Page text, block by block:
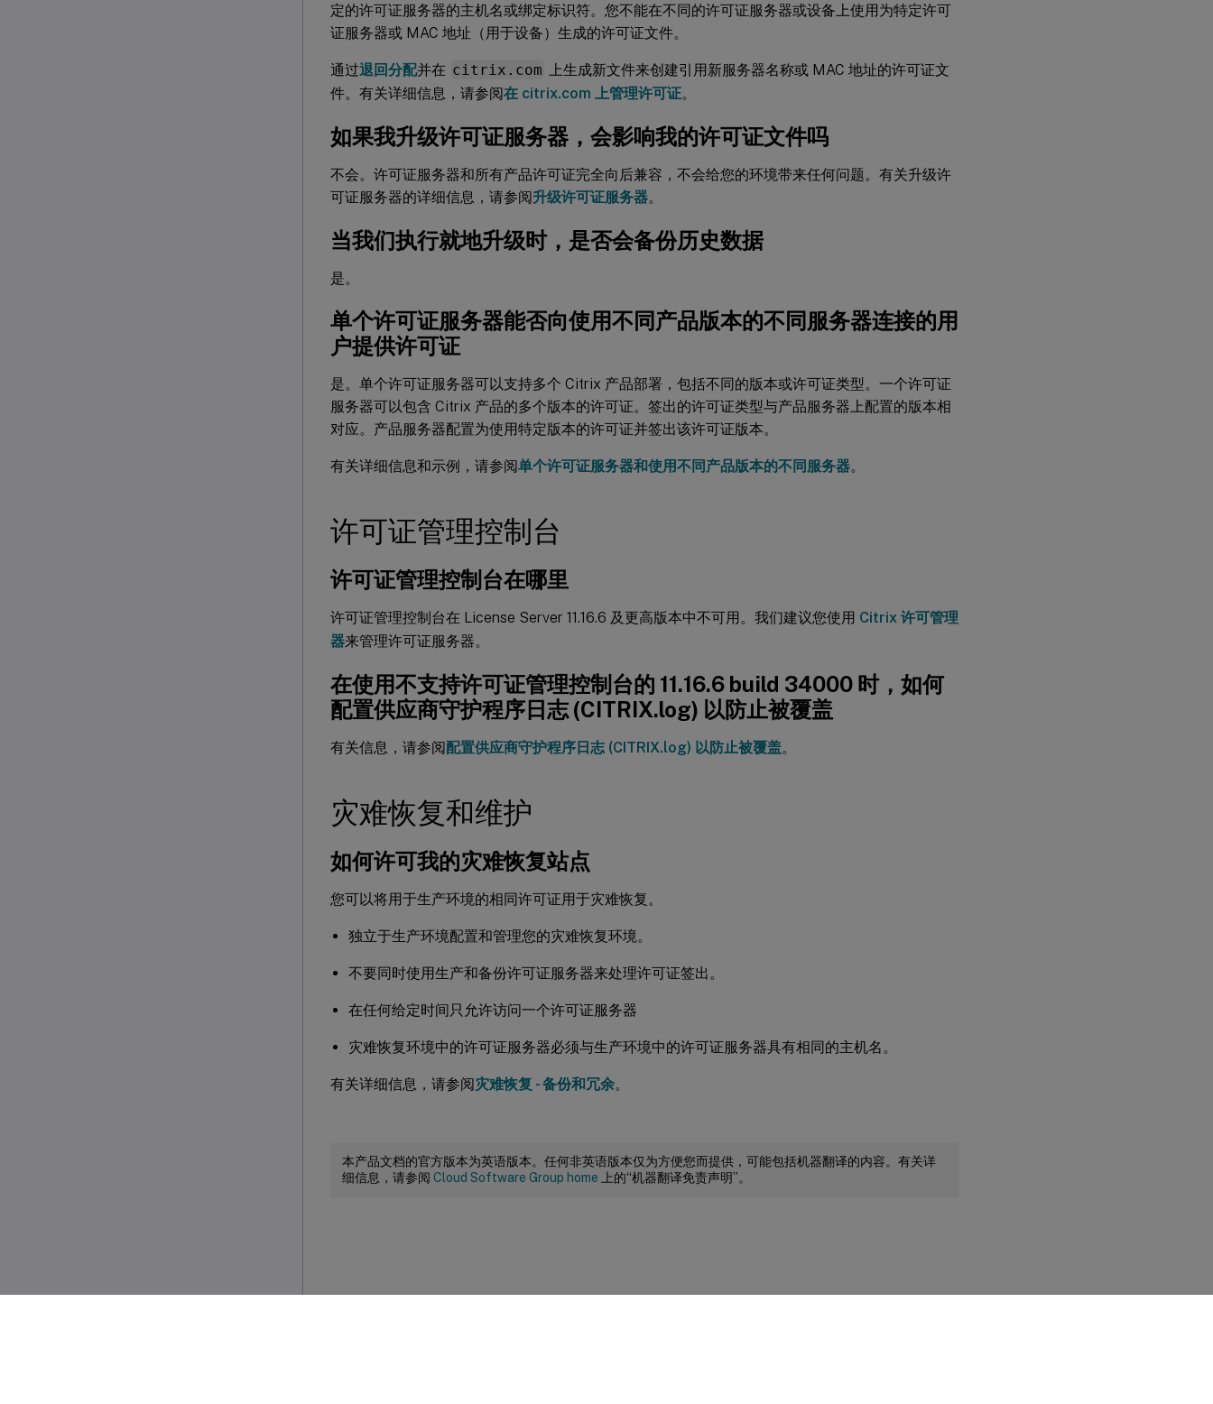
定的许可证服务器的主机名或绑定标识符。您不能在不同的许可证服务器或设备上使用为特定许可
证服务器或 MAC 地址（用于设备）生成的许可证文件。
通过退回分配并在 citrix.com
上生成新文件来创建引用新服务器名称或 MAC 地址的许可证文
件。有关详细信息，请参阅在 citrix.com 上管理许可证。
如果我升级许可证服务器，会影响我的许可证文件吗
不会。许可证服务器和所有产品许可证完全向后兼容，不会给您的环境带来任何问题。有关升级许
可证服务器的详细信息，请参阅升级许可证服务器。
当我们执行就地升级时，是否会备份历史数据
是。
单个许可证服务器能否向使用不同产品版本的不同服务器连接的用
户提供许可证
是。单个许可证服务器可以支持多个 Citrix 产品部署，包括不同的版本或许可证类型。一个许可证
服务器可以包含 Citrix 产品的多个版本的许可证。签出的许可证类型与产品服务器上配置的版本相
对应。产品服务器配置为使用特定版本的许可证并签出该许可证版本。
有关详细信息和示例，请参阅单个许可证服务器和使用不同产品版本的不同服务器。
许可证管理控制台
许可证管理控制台在哪里
许可证管理控制台在 License Server 11.16.6 及更高版本中不可用。我们建议您使用 Citrix 许可管理
器来管理许可证服务器。
在使用不支持许可证管理控制台的 11.16.6 build 34000 时，如何
配置供应商守护程序日志 (CITRIX.log) 以防止被覆盖
有关信息，请参阅配置供应商守护程序日志 (CITRIX.log) 以防止被覆盖。
灾难恢复和维护
如何许可我的灾难恢复站点
您可以将用于生产环境的相同许可证用于灾难恢复。
独立于生产环境配置和管理您的灾难恢复环境。
不要同时使用生产和备份许可证服务器来处理许可证签出。
在任何给定时间只允许访问一个许可证服务器
灾难恢复环境中的许可证服务器必须与生产环境中的许可证服务器具有相同的主机名。
有关详细信息，请参阅灾难恢复 - 备份和冗余。
本产品文档的官方版本为英语版本。任何非英语版本仅为方便您而提供，可能包括机器翻译的内容。有关详
细信息，请参阅 Cloud Software Group home 上的“机器翻译免责声明”。